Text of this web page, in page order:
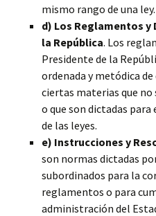
mismo rango de una ley.
d) Los Reglamentos
la República. Los
Presidente de la
ordenada y metódica
ciertas materias que
o que son dictadas
de las leyes.
e) Instrucciones y
son normas dictadas
subordinados para la
reglamentos o para
administración del